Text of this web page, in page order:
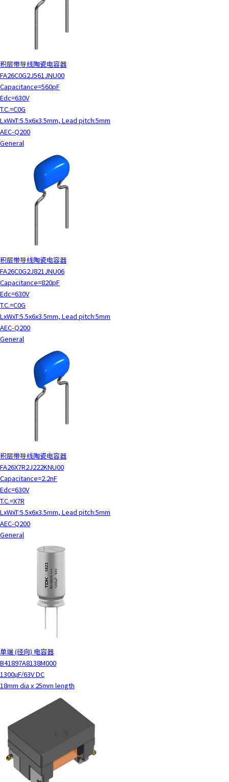
积层带导线陶瓷电容器
FA26C0G2J561JNU00
Capacitance=560pF
Edc=630V
T.C.=C0G
LxWxT:5.5x6x3.5mm, Lead pitch:5mm
AEC-Q200
General
积层带导线陶瓷电容器
FA26C0G2J821JNU06
Capacitance=820pF
Edc=630V
T.C.=C0G
LxWxT:5.5x6x3.5mm, Lead pitch:5mm
AEC-Q200
General
积层带导线陶瓷电容器
FA26X7R2J222KNU00
Capacitance=2.2nF
Edc=630V
T.C.=X7R
LxWxT:5.5x6x3.5mm, Lead pitch:5mm
AEC-Q200
General
单端 (径向) 电容器
B41897A8138M000
1300µF/63V DC
18mm dia x 25mm length